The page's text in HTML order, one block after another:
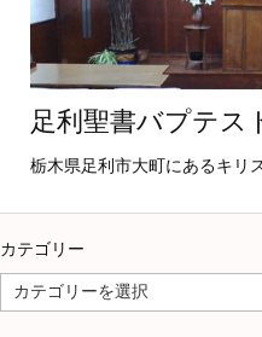
足利聖書バプテス
栃木県足利市大町にあるキリ
カテゴリー
テ